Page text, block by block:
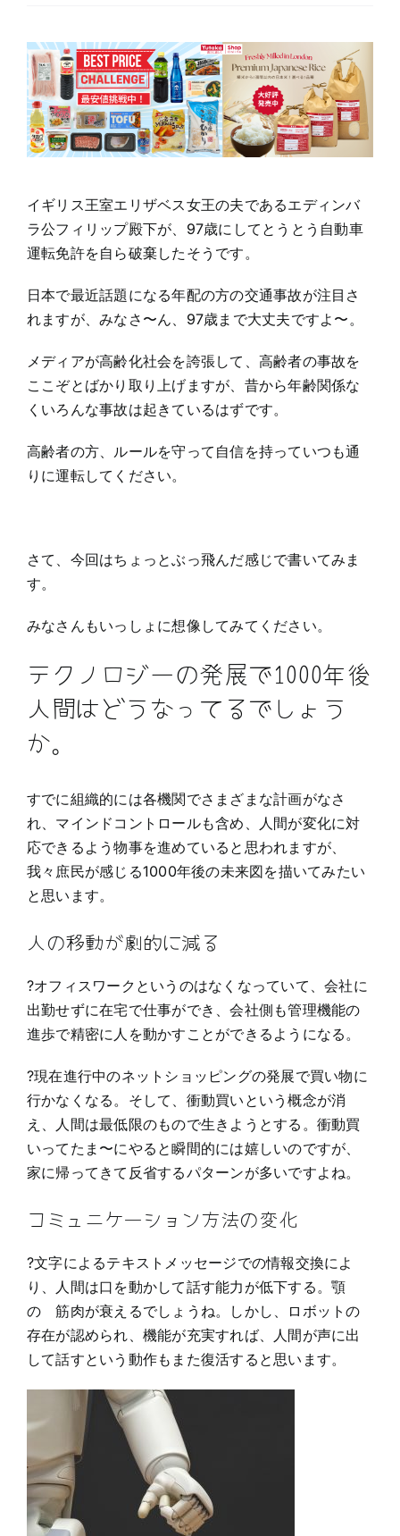
は
ど
う
生
き
る
｜
ノ
ロ
ジ
か
考
る
イギリス王室エリザベス女王の夫であるエディンバ
ラ公フィリップ殿下が、97歳にしてとうとう自動車
運転免許を自ら破棄したそうです。
日本で最近話題になる年配の方の交通事故が注目さ
れますが、みなさ〜ん、97歳まで大丈夫ですよ〜。
メディアが高齢化社会を誇張して、高齢者の事故を
ここぞとばかり取り上げますが、昔から年齢関係な
くいろんな事故は起きているはずです。
高齢者の方、ルールを守って自信を持っていつも通
りに運転してください。
さて、今回はちょっとぶっ飛んだ感じで書いてみま
す。
みなさんもいっしょに想像してみてください。
テクノロジーの発展で1000年後
人間はどうなってるでしょう
か。
すでに組織的には各機関でさまざまな計画がなさ
れ、マインドコントロールも含め、人間が変化に対
応できるよう物事を進めていると思われますが、
我々庶民が感じる1000年後の未来図を描いてみたい
と思います。
人の移動が劇的に減る
?オフィスワークというのはなくなっていて、会社に
出勤せずに在宅で仕事ができ、会社側も管理機能の
進歩で精密に人を動かすことができるようになる。
?現在進行中のネットショッピングの発展で買い物に
行かなくなる。そして、衝動買いという概念が消
え、人間は最低限のもので生きようとする。衝動買
いってたま〜にやると瞬間的には嬉しいのですが、
家に帰ってきて反省するパターンが多いですよね。
コミュニケーション方法の変化
?文字によるテキストメッセージでの情報交換によ
り、人間は口を動かして話す能力が低下する。顎
の 筋肉が衰えるでしょうね。しかし、ロボットの
存在が認められ、機能が充実すれば、人間が声に出
して話すという動作もまた復活すると思います。